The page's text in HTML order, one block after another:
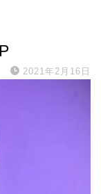
2021年2月16日